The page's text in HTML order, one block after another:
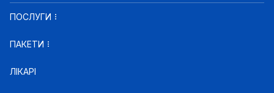
ПОСЛУГИ
ПАКЕТИ
ЛІКАРІ